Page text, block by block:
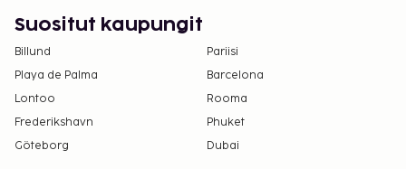
Suositut kaupungit
Billund
Pariisi
Playa de Palma
Barcelona
Lontoo
Rooma
Frederikshavn
Phuket
Göteborg
Dubai